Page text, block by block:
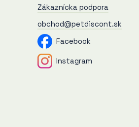
Zákaznícka podpora
obchod@petdiscont.sk
Facebook
Instagram